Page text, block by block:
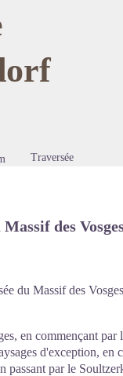
Traversée
des
du Massif des
en commençant par
d'exception, en
passant par le